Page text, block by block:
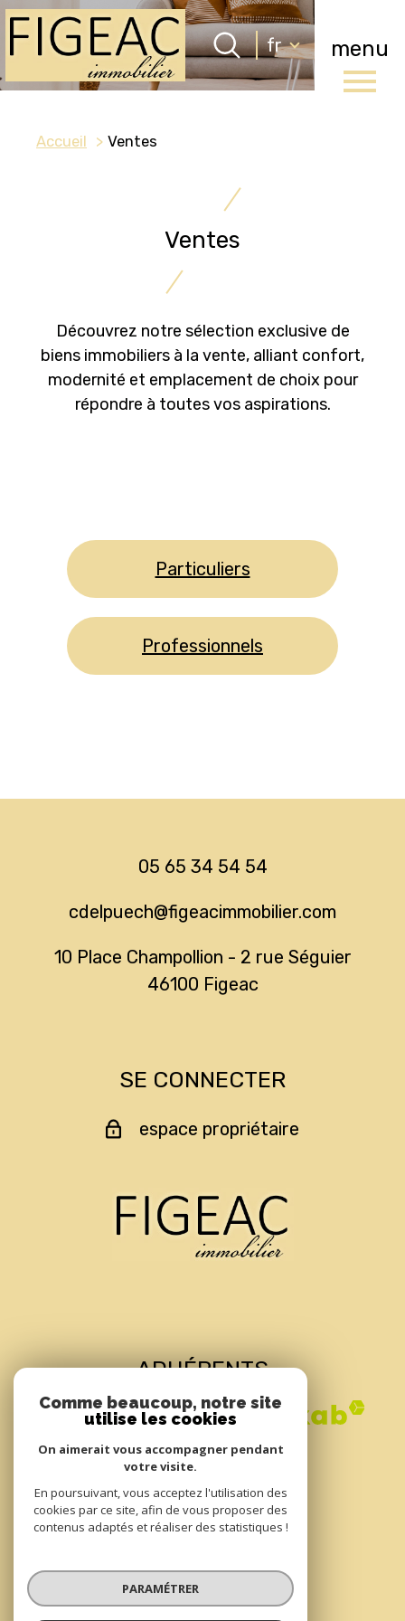
menu
Langue
fr
Accueil 0 Langue
fr
Accueil Ventes
Ventes
Découvrez notre sélection exclusive de
biens immobiliers à la vente, alliant confort,
modernité et emplacement de choix pour
répondre à toutes vos aspirations.
Particuliers
Professionnels
05 65 34 54 54
cdelpuech@figeacimmobilier.com
10 Place Champollion - 2 rue Séguier
46100
figeac
SE CONNECTER
espace propriétaire
ADHÉRENTS
© 2022 Tous droits réservés
Traduction powered by Google
Comme beaucoup, notre site
utilise les cookies
On aimerait vous accompagner pendant
votre visite.
En poursuivant, vous acceptez l'utilisation des
cookies par ce site, afin de vous proposer des
contenus adaptés et réaliser des statistiques !
PARAMÉTRER